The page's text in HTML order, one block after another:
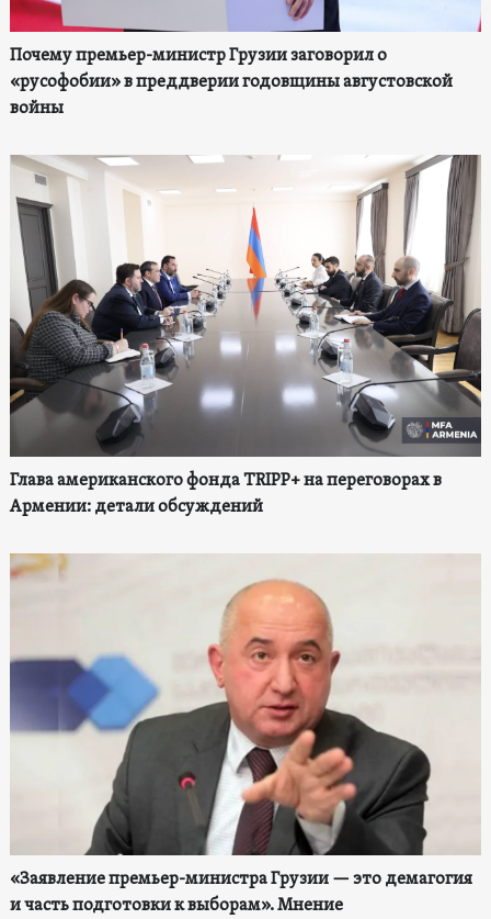
Почему премьер-министр Грузии заговорил о
«русофобии» в преддверии годовщины августовской
войны
Глава американского фонда TRIPP+ на переговорах в
Армении: детали обсуждений
«Заявление премьер-министра Грузии — это демагогия
и часть подготовки к выборам». Мнение